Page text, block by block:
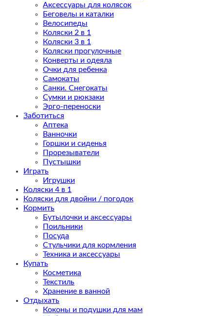
Аксессуары для колясок
Беговелы и каталки
Велосипеды
Коляски 2 в 1
Коляски 3 в 1
Коляски прогулочные
Конверты и одеяла
Очки для ребенка
Самокаты
Санки. Снегокаты
Сумки и рюкзаки
Эрго-переноски
Заботиться
Аптека
Ванночки
Горшки и сиденья
Прорезыватели
Пустышки
Играть
Игрушки
Коляски 4 в 1
Коляски для двойни / погодок
Кормить
Бутылочки и аксессуары
Поильники
Посуда
Стульчики для кормления
Техника и аксессуары
Купать
Косметика
Текстиль
Хранение в ванной
Отдыхать
Коконы и подушки для мам